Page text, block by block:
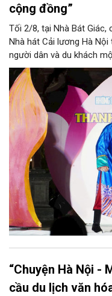
cộng đồng”
Tối 2/8, tại Nhà Bát Giác,
Nhà hát Cải lương Hà
người dân và du khách
những làn điệu cải
hòa quyện trong không
biệt, chương trình có sự
phương Nam, góp phần
cảm xúc.
“Chuyện Hà Nội -
cầu du lịch văn